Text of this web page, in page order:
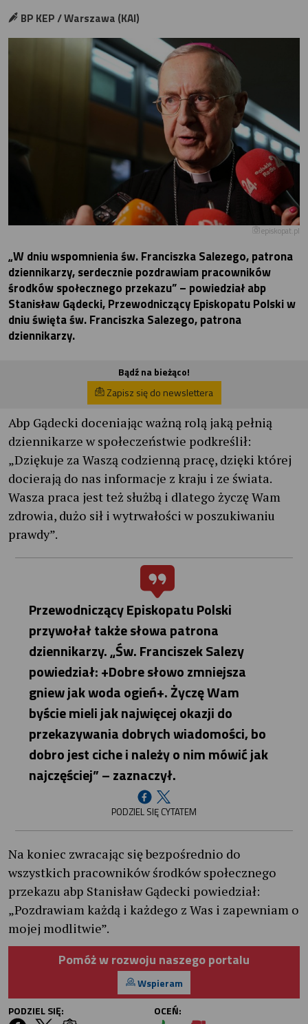
BP KEP / Warszawa (KAI)
episkopat.pl
„W dniu wspomnienia św. Franciszka Salezego, patrona
dziennikarzy, serdecznie pozdrawiam pracowników
środków społecznego przekazu” – powiedział abp
Stanisław Gądecki, Przewodniczący Episkopatu Polski w
dniu święta św. Franciszka Salezego, patrona
dziennikarzy.
Bądź na bieżąco!
Zapisz się do newslettera
Abp Gądecki doceniając ważną rolą jaką pełnią
dziennikarze w społeczeństwie podkreślił:
„Dziękuje za Waszą codzienną pracę, dzięki której
docierają do nas informacje z kraju i ze świata.
Wasza praca jest też służbą i dlatego życzę Wam
zdrowia, dużo sił i wytrwałości w poszukiwaniu
prawdy”.
Przewodniczący Episkopatu Polski
przywołał także słowa patrona
dziennikarzy. „Św. Franciszek Salezy
powiedział: +Dobre słowo zmniejsza
gniew jak woda ogień+. Życzę Wam
byście mieli jak najwięcej okazji do
przekazywania dobrych wiadomości, bo
dobro jest ciche i należy o nim mówić jak
najczęściej” – zaznaczył.
PODZIEL SIĘ CYTATEM
Na koniec zwracając się bezpośrednio do
wszystkich pracowników środków społecznego
przekazu abp Stanisław Gądecki powiedział:
„Pozdrawiam każdą i każdego z Was i zapewniam o
mojej modlitwie”.
Pomóż w rozwoju naszego portalu
Wspieram
PODZIEL SIĘ:
OCEŃ: